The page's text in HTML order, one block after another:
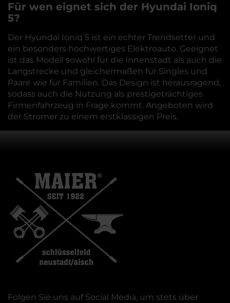
Für wen eignet sich der Hyundai Ioniq
5?
Der Hyundai Ioniq 5 ist ein echter Trendsetter und
ein besonders hochwertiges Elektroauto. Geeignet
ist das Modell sowohl für die Innenstadt als auch die
Langstrecke und gleichermaßen für Singles und
Paare wie für Familien. Das Design ist herausragend,
sodass auch die Nutzung als prestigeträchtiges
Firmenfahrzeug in Frage kommt. Angeboten wird
der Stromer zu einem erstklassigen Preis.
Folgen Sie uns auf Social Media, um stets über